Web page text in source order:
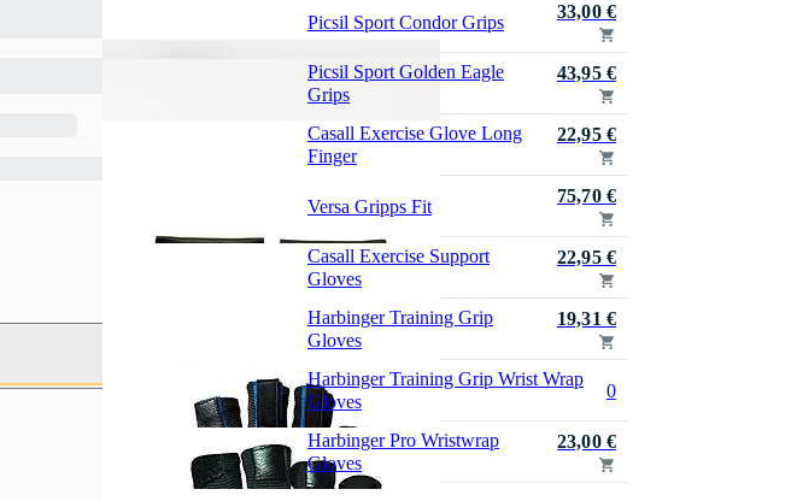
Picsil Sport Condor Grips 33,00 €
Picsil Sport Golden Eagle
Grips
43,95 €
Casall Exercise Glove Long
Finger
22,95 €
Versa Gripps Fit 75,70 €
Casall Exercise Support
Gloves
22,95 €
Harbinger Training Grip
Gloves
19,31 €
Harbinger Training Grip Wrist Wrap
Gloves
0
Harbinger Pro Wristwrap
Gloves
23,00 €